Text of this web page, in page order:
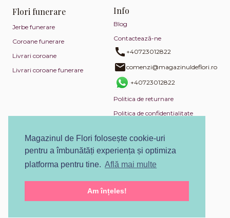
Flori funerare
Jerbe funerare
Coroane funerare
Livrari coroane
Livrari coroane funerare
Info
Blog
Contactează-ne
+40723012822
comenzi@magazinuldeflori.ro
+40723012822
Politica de returnare
Politica de confidențialitate
Termeni și condiții
ANPC
SOL
Magazinul de Flori folosește cookie-uri
pentru a îmbunătăți experiența și optimiza
platforma pentru tine. Află mai multe
Am înțeles!